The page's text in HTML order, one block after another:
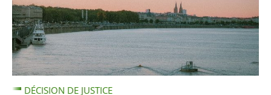
DÉCISION DE JUSTICE